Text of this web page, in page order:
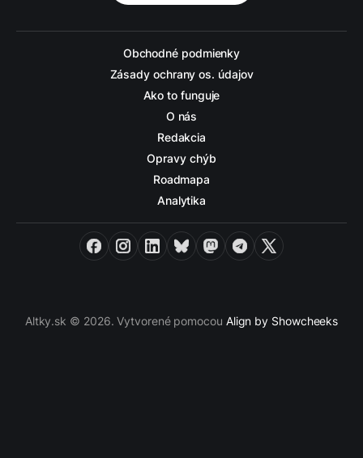
Obchodné podmienky
Zásady ochrany os. údajov
Ako to funguje
O nás
Redakcia
Opravy chýb
Roadmapa
Analytika
FacebookInstagramLinkedInBlueskyMastodon
Telegram
X
Altky.sk © 2026. Vytvorené pomocou Align by Showcheeks